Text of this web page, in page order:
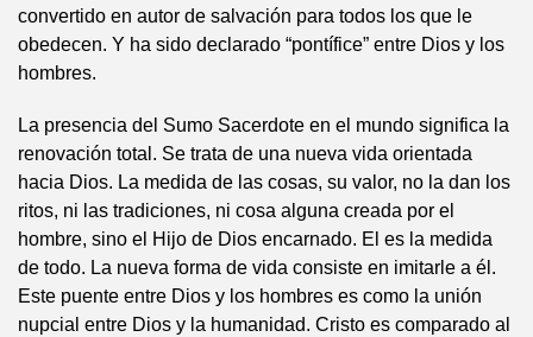
convertido en autor de salvación para todos los que le
obedecen. Y ha sido declarado “pontífice” entre Dios y los
hombres.
La presencia del Sumo Sacerdote en el mundo significa la
renovación total. Se trata de una nueva vida orientada
hacia Dios. La medida de las cosas, su valor, no la dan los
ritos, ni las tradiciones, ni cosa alguna creada por el
hombre, sino el Hijo de Dios encarnado. El es la medida
de todo. La nueva forma de vida consiste en imitarle a él.
Este puente entre Dios y los hombres es como la unión
nupcial entre Dios y la humanidad. Cristo es comparado al